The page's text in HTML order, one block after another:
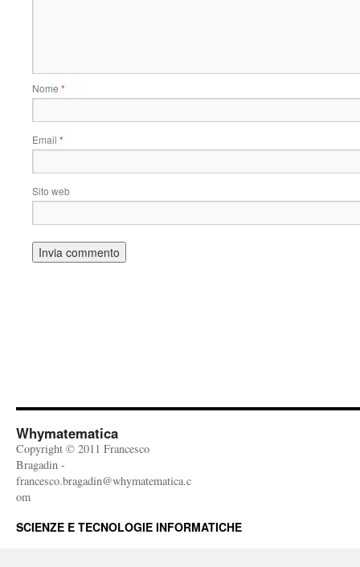
Nome *
Email *
Sito web
Whymatematica
Copyright © 2011 Francesco
Bragadin -
francesco.bragadin@whymatematica.c
om
SCIENZE E TECNOLOGIE INFORMATICHE